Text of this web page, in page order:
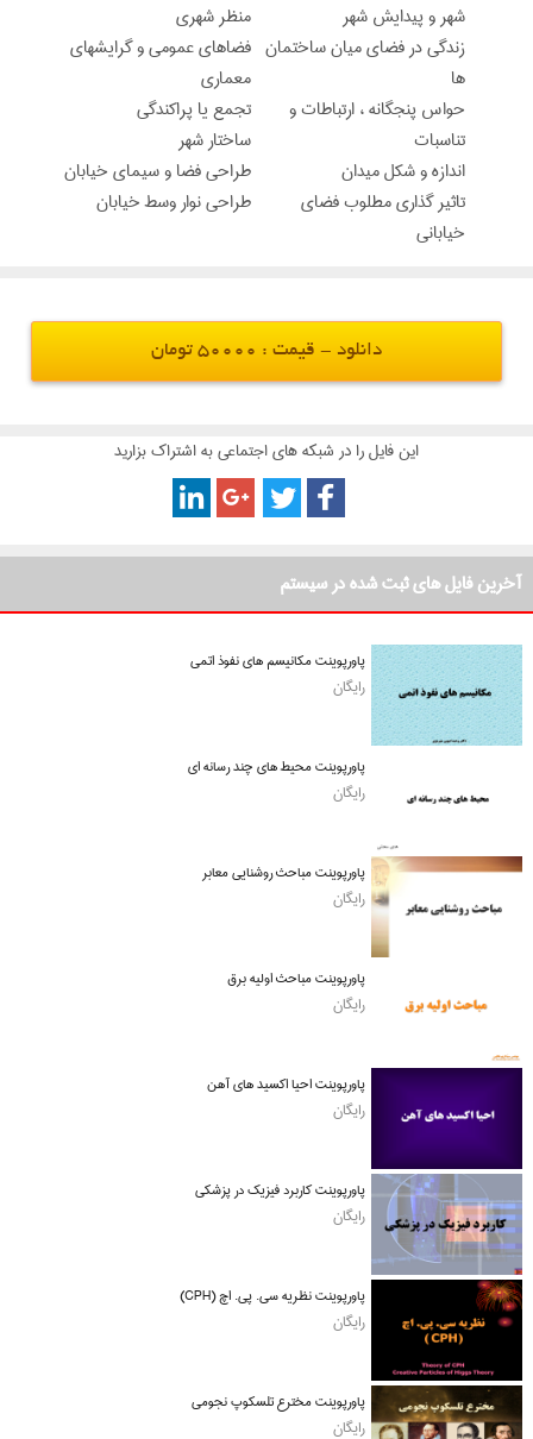
شهر و پیدایش شهر
منظر شهری
زندگی در فضای میان ساختمان
ها
فضاهای عمومی و گرایشهای
معماری
حواس پنجگانه ، ارتباطات و
تناسبات
تجمع یا پراکندگی
ساختار شهر
اندازه و شکل میدان
طراحي فضا و سيماي خيابان
تاثير گذاري مطلوب فضاي
خياباني
طراحی نوار وسط خیابان
دانلود - قیمت : 50000 تومان
این فایل را در شبکه های اجتماعی به اشتراک بزارید
آخرین فایل های ثبت شده در سیستم
پاورپوینت مکانیسم های نفوذ اتمی
رایگان
پاورپوینت محیط های چند رسانه ای
رایگان
پاورپوینت مباحث روشنایی معابر
رایگان
پاورپوینت مباحث اولیه برق
رایگان
پاورپوینت احیا اکسید های آهن
رایگان
پاورپوینت کاربرد فیزیک در پزشکی
رایگان
پاورپوینت نظریه سی. پی. اچ (CPH)
رایگان
پاورپوینت مخترع تلسکوپ نجومی
رایگان